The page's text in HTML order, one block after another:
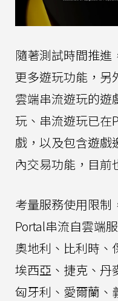
隨著測試時間推進
更多遊玩功能，另
雲端串流遊玩的遊
玩、串流遊玩已在
戲，以及包含遊戲
內交易功能，目前
考量服務使用限制
Portal串流自雲端
奧地利、比利時、
埃西亞、捷克、丹
匈牙利、愛爾蘭、